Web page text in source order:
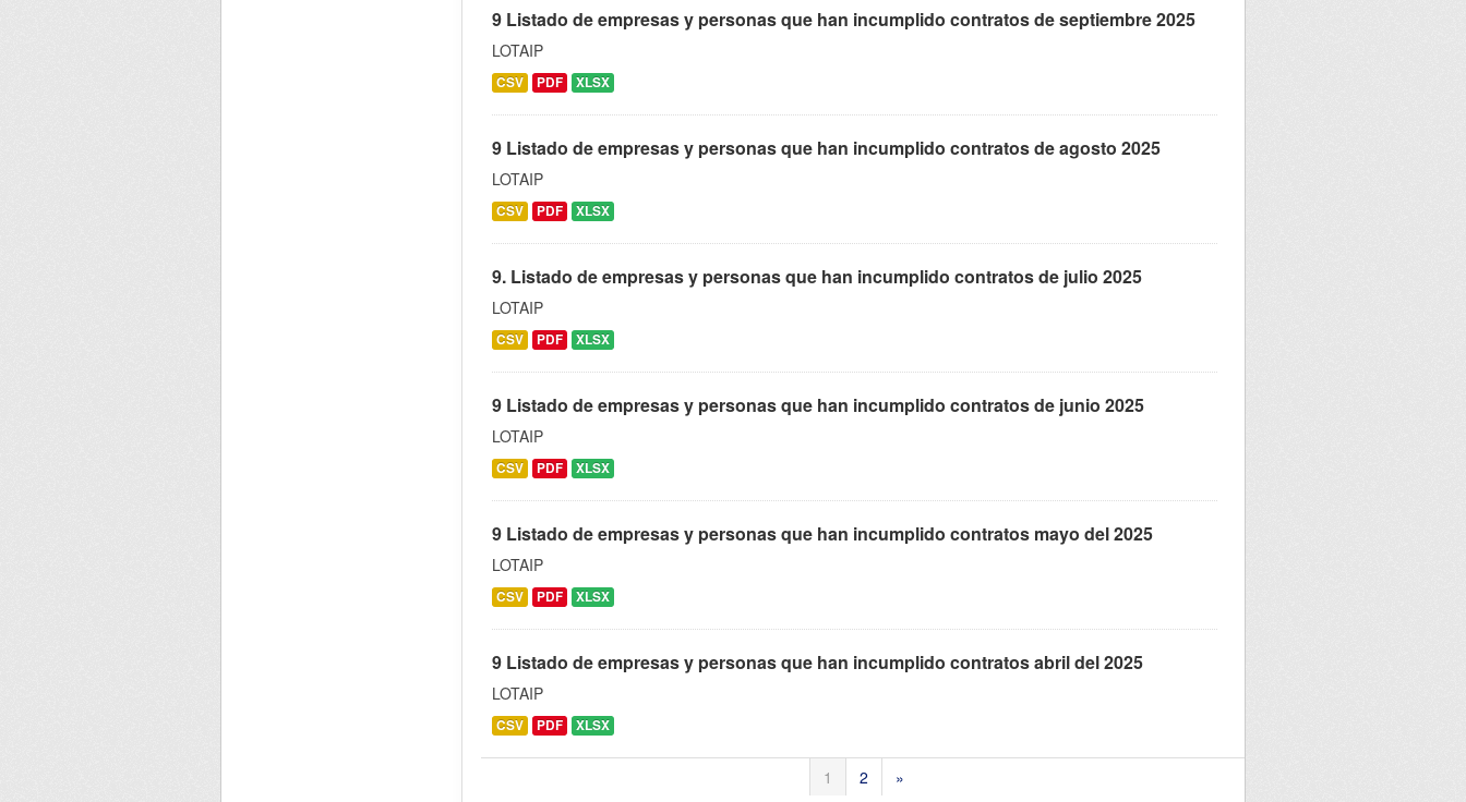
9 Listado de empresas y personas que han incumplido contratos de septiembre 2025
LOTAIP
CSV PDF XLSX
9 Listado de empresas y personas que han incumplido contratos de agosto 2025
LOTAIP
CSV PDF XLSX
9. Listado de empresas y personas que han incumplido contratos de julio 2025
LOTAIP
CSV PDF XLSX
9 Listado de empresas y personas que han incumplido contratos de junio 2025
LOTAIP
CSV PDF XLSX
9 Listado de empresas y personas que han incumplido contratos mayo del 2025
LOTAIP
CSV PDF XLSX
9 Listado de empresas y personas que han incumplido contratos abril del 2025
LOTAIP
CSV PDF XLSX
1 2 »